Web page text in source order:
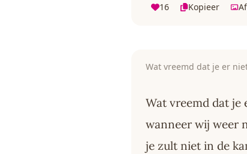
16 Kopieer
Wat vreemd dat je er
Wat vreemd dat je
wanneer wij weer
je zult niet in de